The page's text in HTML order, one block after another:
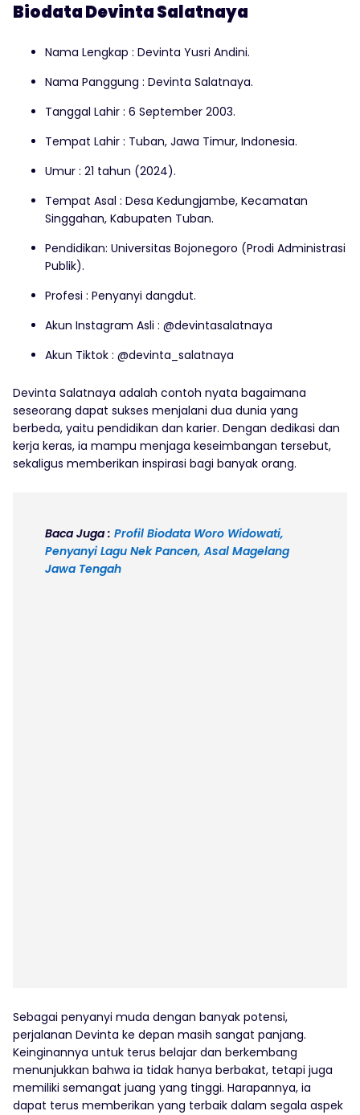
BiodataDevinta Salatnaya
Nama Lengkap : Devinta Yusri Andini.
Nama Panggung : Devinta Salatnaya.
Tanggal Lahir : 6 September 2003.
Tempat Lahir : Tuban, Jawa Timur, Indonesia.
Umur : 21 tahun (2024).
Tempat Asal : Desa Kedungjambe, Kecamatan
Singgahan, Kabupaten Tuban.
Pendidikan: Universitas Bojonegoro (Prodi Administrasi
Publik).
Profesi : Penyanyi dangdut.
Akun Instagram Asli : @devintasalatnaya
Akun Tiktok : @devinta_salatnaya
Devinta Salatnaya adalah contoh nyata bagaimana
seseorang dapat sukses menjalani dua dunia yang
berbeda, yaitu pendidikan dan karier. Dengan dedikasi dan
kerja keras, ia mampu menjaga keseimbangan tersebut,
sekaligus memberikan inspirasi bagi banyak orang.
Baca Juga : Profil Biodata Woro Widowati,
Penyanyi Lagu Nek Pancen, Asal Magelang
Jawa Tengah
Sebagai penyanyi muda dengan banyak potensi,
perjalanan Devinta ke depan masih sangat panjang.
Keinginannya untuk terus belajar dan berkembang
menunjukkan bahwa ia tidak hanya berbakat, tetapi juga
memiliki semangat juang yang tinggi. Harapannya, ia
dapat terus memberikan yang terbaik dalam segala aspek